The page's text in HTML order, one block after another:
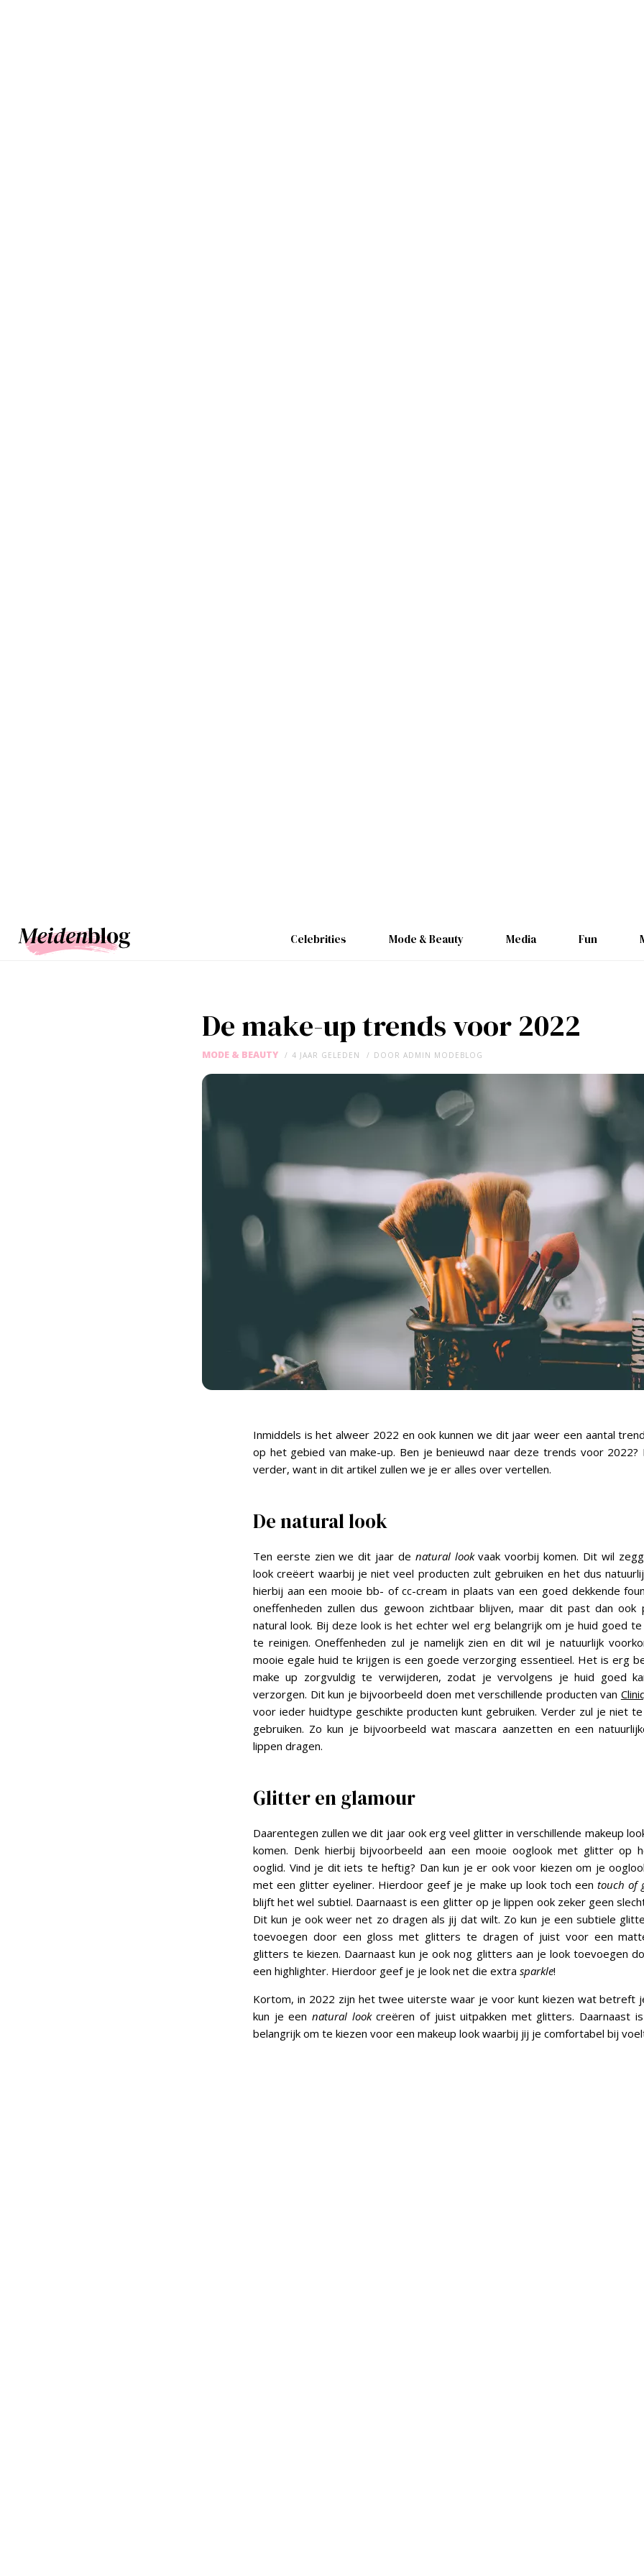
Celebrities Mode & Beauty Media Fun
De make-up trends voor 2022
MODE & BEAUTY 4 JAAR GELEDEN DOOR ADMIN MODEBLOG
Inmiddels is het alweer 2022 en ook kunnen we dit jaar weer een aantal
op het gebied van make-up. Ben je benieuwd naar deze trends voor 2022?
verder, want in dit artikel zullen we je er alles over vertellen.
De natural look
Ten eerste zien we dit jaar de natural lookvaak voorbij komen. Dit wil
look creëert waarbij je niet veel producten zult gebruiken en het dus
hierbij aan een mooie bb- of cc-cream in plaats van een goed dekkende
oneffenheden zullen dus gewoon zichtbaar blijven, maar dit past dan
natural look. Bij deze look is het echter wel erg belangrijk om je huid goed
te reinigen. Oneffenheden zul je namelijk zien en dit wil je natuurlijk
mooie egale huid te krijgen is een goede verzorging essentieel. Het is erg
make up zorgvuldig te verwijderen, zodat je vervolgens je huid goed
verzorgen. Dit kun je bijvoorbeeld doen met verschillende producten van
voor ieder huidtype geschikte producten kunt gebruiken. Verder zul je niet
gebruiken. Zo kun je bijvoorbeeld wat mascara aanzetten en een
lippen dragen.
Glitter en glamour
Daarentegen zullen we dit jaar ook erg veel glitter in verschillende makeup
komen. Denk hierbij bijvoorbeeld aan een mooie ooglook met glitter op
ooglid. Vind je dit iets te heftig? Dan kun je er ook voor kiezen om je
met een glitter eyeliner. Hierdoor geef je je make up look toch een touch of
blijft het wel subtiel. Daarnaast is een glitter op je lippen ook zeker geen
Dit kun je ook weer net zo dragen als jij dat wilt. Zo kun je een subtiele
toevoegen door een gloss met glitters te dragen of juist voor een
glitters te kiezen. Daarnaast kun je ook nog glitters aan je look toevoegen
een highlighter. Hierdoor geef je je look net die extra sparkle!
Kortom, in 2022 zijn het twee uiterste waar je voor kunt kiezen wat betreft
kun je een natural lookcreëren of juist uitpakken met glitters. Daarnaast
belangrijk om te kiezen voor een makeup look waarbij jij je comfortabel bij